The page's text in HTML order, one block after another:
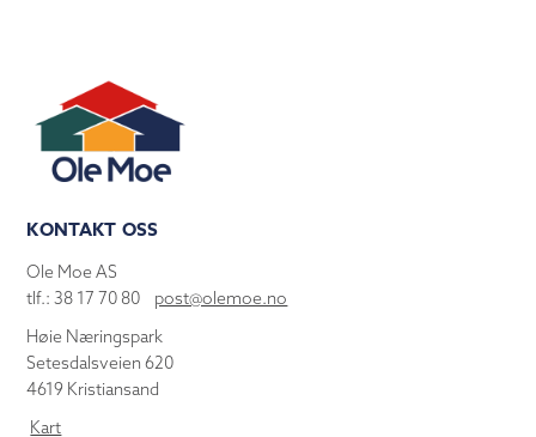
KONTAKT OSS
Ole Moe AS
tlf.: 38 17 70 80 post@olemoe.no
Høie Næringspark
Setesdalsveien 620
4619 Kristiansand
Kart